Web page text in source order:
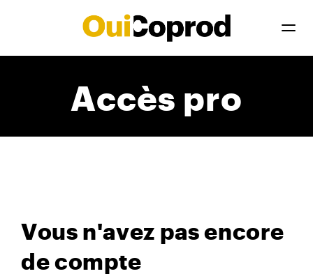
Accès pro
Vous n'avez pas encore
de compte